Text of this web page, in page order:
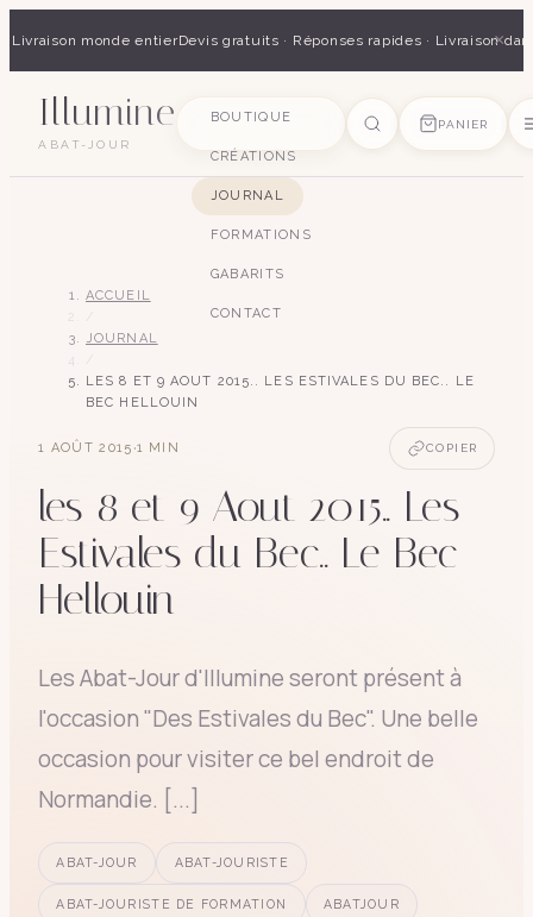
Livraison monde entierDevis gratuits · Réponses rapides · Livraison×
Illumine
ABAT-JOUR
BOUTIQUE
CRÉATIONS
JOURNAL
FORMATIONS
GABARITS
CONTACT
PANIER
ACCUEIL
JOURNAL
LES 8 ET 9 AOUT 2015.. LES ESTIVALES DU BEC.. LE
BEC HELLOUIN
1 AOÛT 2015 ·1 MIN COPIER
les 8 et 9 Aout 2015.. Les
Estivales du Bec.. Le Bec
Hellouin
Les Abat-Jour d'Illumine seront présent à
l'occasion "Des Estivales du Bec". Une belle
occasion pour visiter ce bel endroit de
Normandie. [...]
ABAT-JOUR ABAT-JOURISTE
ABAT-JOURISTE DE FORMATION ABATJOUR
SUGGESTIONS
art déco